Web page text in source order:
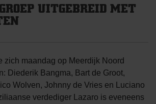
UITGEBREID MET
zich maandag op Meerdijk Noord
Diederik Bangma, Bart de Groot,
Wolven, Johnny de Vries en Luciano
verdediger Lazaro is eveneens